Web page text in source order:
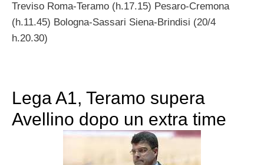
Treviso Roma-Teramo (h.17.15) Pesaro-Cremona
(h.11.45) Bologna-Sassari Siena-Brindisi (20/4
h.20.30)
Lega A1, Teramo supera
Avellino dopo un extra time